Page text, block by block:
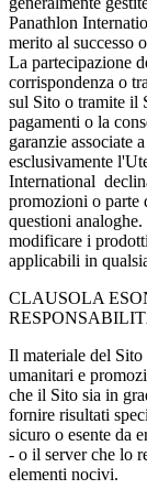
Panathlon
merito al successo
La partecipazione
corrispondenza o
sul Sito o tramite il
pagamenti o la
garanzie associate
esclusivamente
International
promozioni o parte
questioni
modificare i
applicabili in
CLAUSOLA
Il materiale del
umanitari e
che il Sito sia in
fornire risultati
sicuro o esente da
- o il server che lo
elementi nocivi.